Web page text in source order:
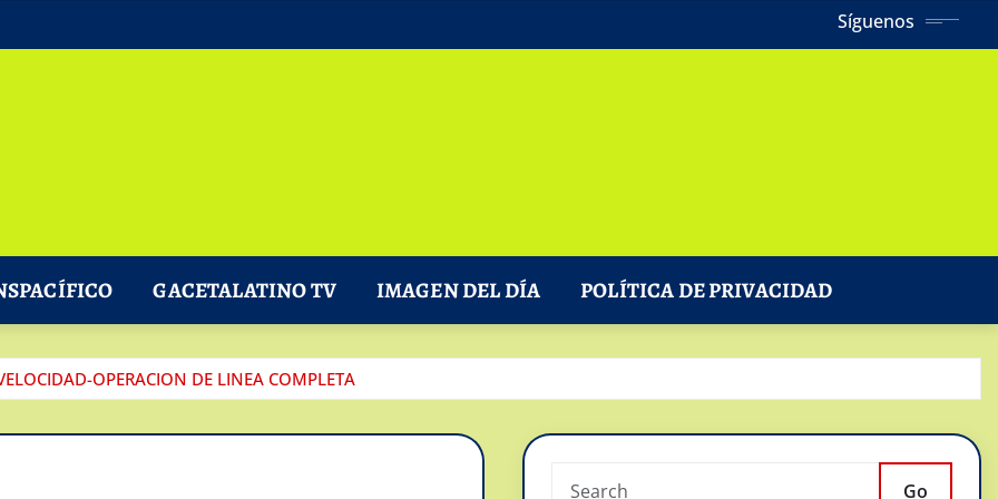
Síguenos
GACETALATINO TV IMAGEN DEL DÍA POLÍTICA DE PRIVACIDAD
OPERACION DE LINEA COMPLETA
Go